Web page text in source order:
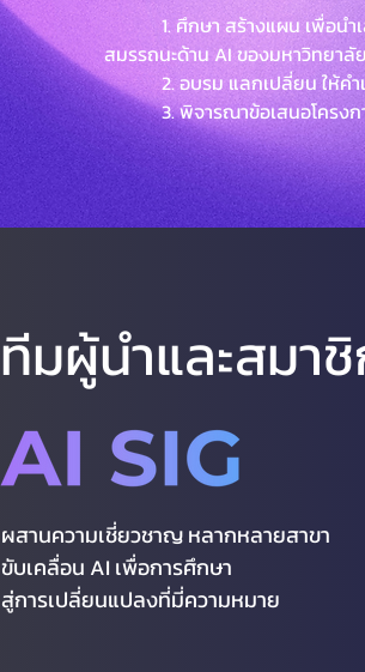
1. ศึกษา สร้างแผน เพื่อนำเส
สมรรถนะด้าน AI ของมหาวิทยาลัย
2. อบรม แลกเปลี่ยน ให้คำแน
3. พิจารณาข้อเสนอโครงการแ
ทีมผู้นำและสมา
ผสานความเชี่ยวชาญ หลากหลายสาขา
ขับเคลื่อน AI เพื่อการศึกษา
สู่การเปลี่ยนแปลงที่มี่ความหมาย